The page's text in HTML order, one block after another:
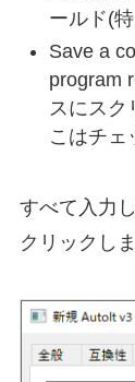
ールド(
Save a
program
スにスク
こはチェ
すべて入力
クリックしま